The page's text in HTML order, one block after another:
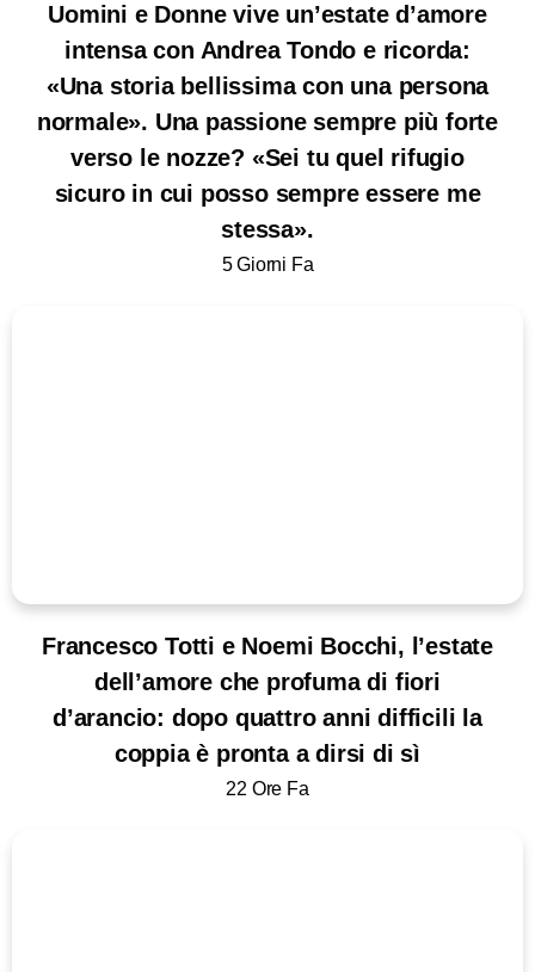
Uomini e Donne vive un’estate d’amore
intensa con Andrea Tondo e ricorda:
«Una storia bellissima con una persona
normale». Una passione sempre più forte
verso le nozze? «Sei tu quel rifugio
sicuro in cui posso sempre essere me
stessa».
5 Giorni Fa
Francesco Totti e Noemi Bocchi, l’estate
dell’amore che profuma di fiori
d’arancio: dopo quattro anni difficili la
coppia è pronta a dirsi di sì
22 Ore Fa